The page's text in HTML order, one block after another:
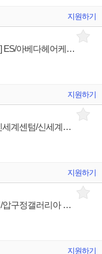
지원하기
[ AVEDA ] [ 롯데평촌점/ 신세계타임스퀘어점 ] ES/아베다헤어케어 상품/진열/지원 판매전문직원
지원하기
[명품 브랜드] 로저비비에 코리아 현대무역/신세계센텀/신세계본점 시니어/주니어 채용
지원하기
[명품 브랜드] 로저비비에 코리아 신세계대전/압구정갤러리아 판매사원 채용
지원하기